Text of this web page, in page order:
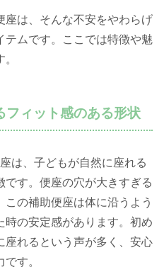
座は、そんな不安をやわらげ
テムです。ここでは特徴や魅
フィット感のある形状
は、子どもが自然に座れる
です。便座の穴が大きすぎる
の補助便座は体に沿うよう
時の安定感があります。初め
座れるという声が多く、安心
す。